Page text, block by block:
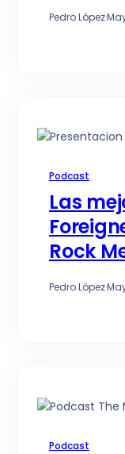
Pedro López·
Podcast
Las
Rock
Pedro López·
Podcast